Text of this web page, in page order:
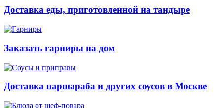
Доставка еды, приготовленной на тандыре
Заказать гарниры на дом
Доставка наршараба и других соусов в Москве